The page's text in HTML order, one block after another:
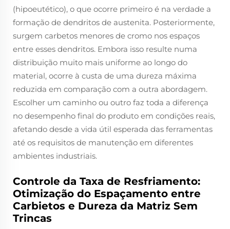
(hipoeutético), o que ocorre primeiro é na verdade a
formação de dendritos de austenita. Posteriormente,
surgem carbetos menores de cromo nos espaços
entre esses dendritos. Embora isso resulte numa
distribuição muito mais uniforme ao longo do
material, ocorre à custa de uma dureza máxima
reduzida em comparação com a outra abordagem.
Escolher um caminho ou outro faz toda a diferença
no desempenho final do produto em condições reais,
afetando desde a vida útil esperada das ferramentas
até os requisitos de manutenção em diferentes
ambientes industriais.
Controle da Taxa de Resfriamento:
Otimização do Espaçamento entre
Carbietos e Dureza da Matriz Sem
Trincas